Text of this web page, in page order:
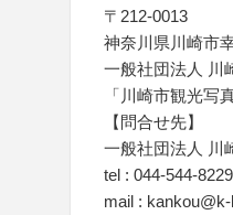
〒212-0013
神奈川県川崎市
一般社団法人 川
「川崎市観光写
【問合せ先】
一般社団法人 川
tel : 044-544-
mail :